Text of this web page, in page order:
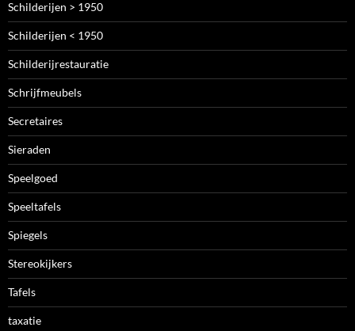
Schilderijen > 1950
Schilderijen < 1950
Schilderijrestauratie
Schrijfmeubels
Secretaires
Sieraden
Speelgoed
Speeltafels
Spiegels
Stereokijkers
Tafels
taxatie